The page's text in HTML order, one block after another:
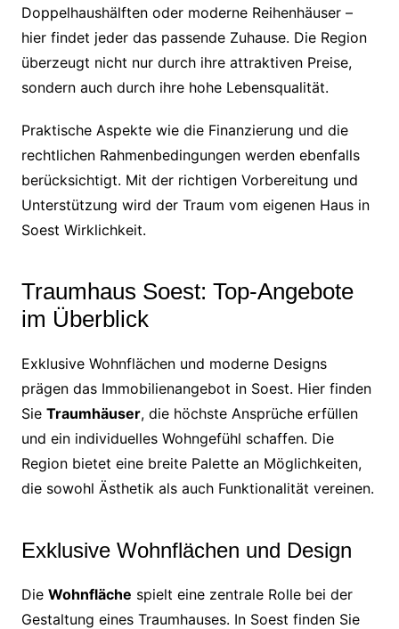
Doppelhaushälften oder moderne Reihenhäuser –
hier findet jeder das passende Zuhause. Die Region
überzeugt nicht nur durch ihre attraktiven Preise,
sondern auch durch ihre hohe Lebensqualität.
Praktische Aspekte wie die Finanzierung und die
rechtlichen Rahmenbedingungen werden ebenfalls
berücksichtigt. Mit der richtigen Vorbereitung und
Unterstützung wird der Traum vom eigenen Haus in
Soest Wirklichkeit.
Traumhaus Soest: Top-Angebote
im Überblick
Exklusive Wohnflächen und moderne Designs
prägen das Immobilienangebot in Soest. Hier finden
Sie Traumhäuser, die höchste Ansprüche erfüllen
und ein individuelles Wohngefühl schaffen. Die
Region bietet eine breite Palette an Möglichkeiten,
die sowohl Ästhetik als auch Funktionalität vereinen.
Exklusive Wohnflächen und Design
Die Wohnfläche spielt eine zentrale Rolle bei der
Gestaltung eines Traumhauses. In Soest finden Sie